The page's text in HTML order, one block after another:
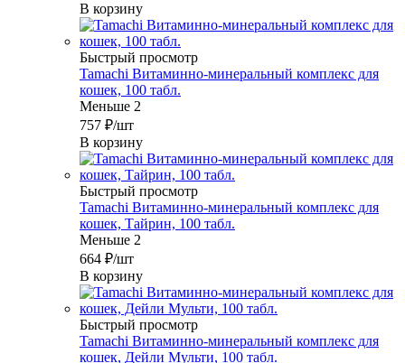
В корзину
Быстрый просмотр
Tamachi Витаминно-минеральный комплекс для
кошек, 100 табл.
Меньше 2
757 ₽/шт
В корзину
Быстрый просмотр
Tamachi Витаминно-минеральный комплекс для
кошек, Тайрин, 100 табл.
Меньше 2
664 ₽/шт
В корзину
Быстрый просмотр
Tamachi Витаминно-минеральный комплекс для
кошек, Дейли Мульти, 100 табл.